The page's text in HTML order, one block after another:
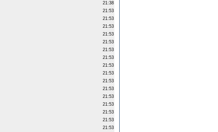
21:38
21:53
21:53
21:53
21:53
21:53
21:53
21:53
21:53
21:53
21:53
21:53
21:53
21:53
21:53
21:53
21:53